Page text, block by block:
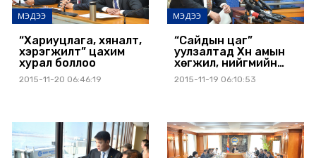
МЭДЭЭ
“Хариуцлага, хяналт,
хэрэгжилт” цахим
хурал боллоо
2015-11-20 06:46:19
МЭДЭЭ
“Сайдын цаг”
уулзалтад Хүн амын
хөгжил, нийгмийн
хамгааллын сайд
С.Эрдэнэ оролцлоо
2015-11-19 06:10:53